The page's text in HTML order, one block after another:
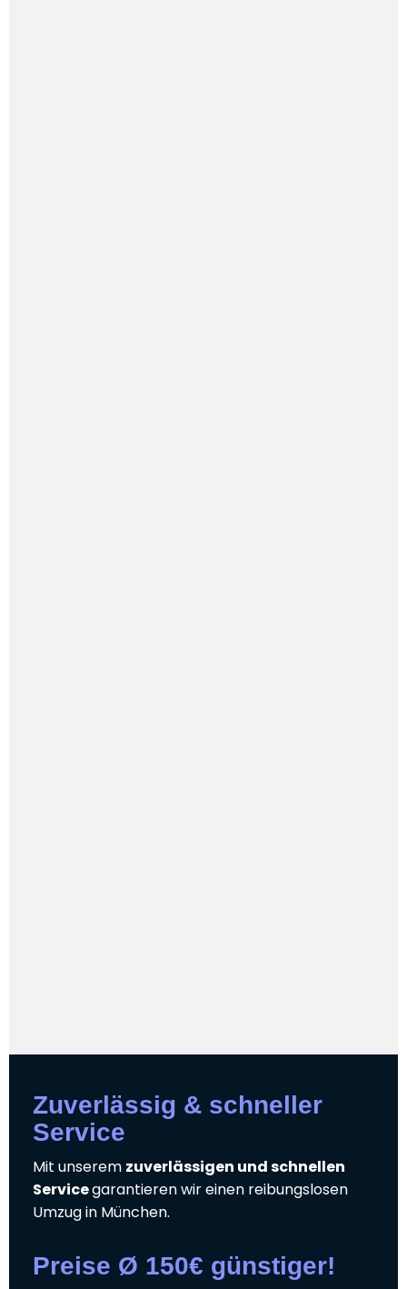
Zuverlässig & schneller
Service
Mit unserem zuverlässigen und schnellen
Servicegarantieren wir einen reibungslosen
Umzug in München.
Preise Ø 150€ günstiger!